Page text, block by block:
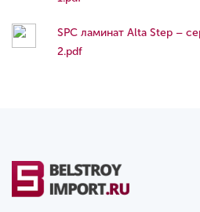
SPC ламинат Alta Step –
2.pdf